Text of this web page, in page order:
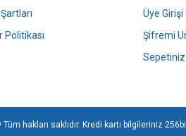
Politikası
Üye Girişi
Şifremi
Sepetiniz
Tüm hakları saklıdır. Kredi kartı bilgileriniz